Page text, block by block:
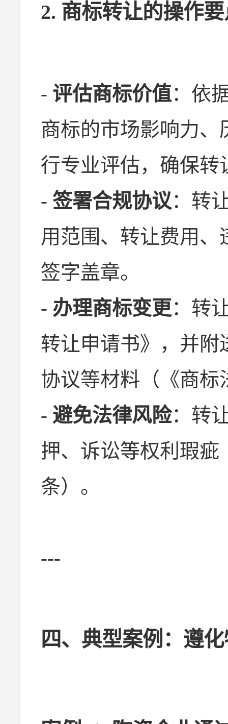
2. 商标转让的操作
- 评估商标价值：依
商标的市场影响力
行专业评估，确保转
- 签署合规协议：转
用范围、转让费用
签字盖章。
- 办理商标变更：转
转让申请书》，并附
协议等材料（《商标
- 避免法律风险：转
押、诉讼等权利瑕疵
条）。
---
四、典型案例：遵